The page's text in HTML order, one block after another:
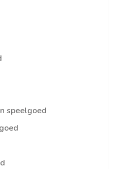
speelgoed